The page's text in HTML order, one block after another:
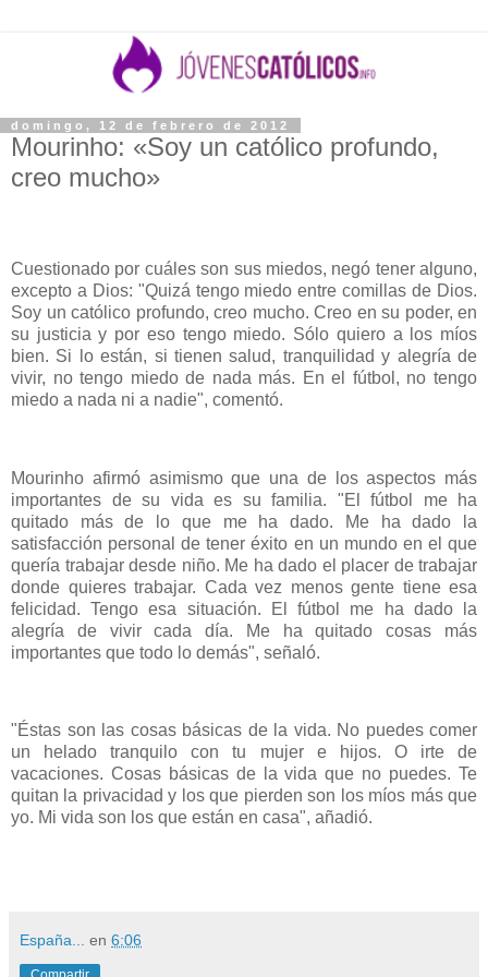
domingo, 12 de febrero de 2012
Mourinho: «Soy un católico profundo,
creo mucho»
Cuestionado por cuáles son sus miedos, negó tener alguno,
excepto a Dios: "Quizá tengo miedo entre comillas de Dios.
Soy un católico profundo, creo mucho. Creo en su poder, en
su justicia y por eso tengo miedo. Sólo quiero a los míos
bien. Si lo están, si tienen salud, tranquilidad y alegría de
vivir, no tengo miedo de nada más. En el fútbol, no tengo
miedo a nada ni a nadie", comentó.
Mourinho afirmó asimismo que una de los aspectos más
importantes de su vida es su familia. "El fútbol me ha
quitado más de lo que me ha dado. Me ha dado la
satisfacción personal de tener éxito en un mundo en el que
quería trabajar desde niño. Me ha dado el placer de trabajar
donde quieres trabajar. Cada vez menos gente tiene esa
felicidad. Tengo esa situación. El fútbol me ha dado la
alegría de vivir cada día. Me ha quitado cosas más
importantes que todo lo demás", señaló.
"Éstas son las cosas básicas de la vida. No puedes comer
un helado tranquilo con tu mujer e hijos. O irte de
vacaciones. Cosas básicas de la vida que no puedes. Te
quitan la privacidad y los que pierden son los míos más que
yo. Mi vida son los que están en casa", añadió.
España... en 6:06